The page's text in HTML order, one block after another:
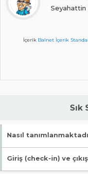
Seyahattin
İçerik Balnet İçerik
Sık
Nasıl
Tesis Otel statüsündedir.
Giriş (check-in) ve